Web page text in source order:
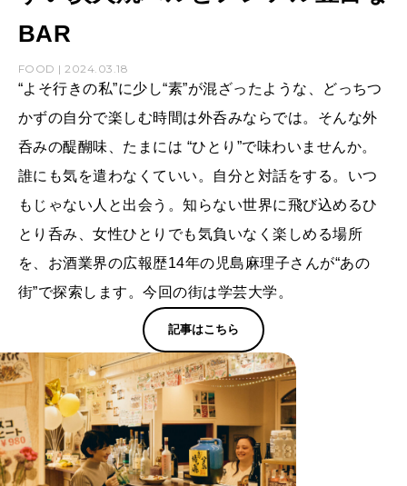
BAR
FOOD | 2024.03.18
“よそ行きの私”に少し“素”が混ざったような、どっちつ
かずの自分で楽しむ時間は外呑みならでは。そんな外
呑みの醍醐味、たまには “ひとり”で味わいませんか。
誰にも気を遣わなくていい。自分と対話をする。いつ
もじゃない人と出会う。知らない世界に飛び込めるひ
とり呑み、女性ひとりでも気負いなく楽しめる場所
を、お酒業界の広報歴14年の児島麻理子さんが“あの
街”で探索します。今回の街は学芸大学。
記事はこちら